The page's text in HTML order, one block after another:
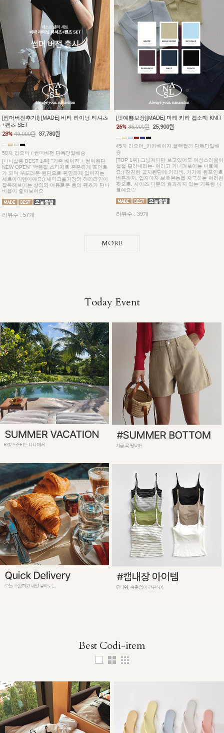
[썸머버전추가!] [MADE] 비타 라이닝 티셔츠
+팬츠 SET
23% 49,000원 37,730원
58차 리오더 / 썸머버전 단독당일배송
[나나살롱 BEST 1위] "기존 베이직 + 썸머원단
NEW OPEN" 박음질 스티치로 은은하게 포인트
가 되며 부드러운 원단으로 편안하게 입어지는
세트아이템이예요:) 세미크롭기장의 허리라인이
잘록해보이는 상의와 여유로운 품의 팬츠가 만나
비율이 좋아보여요
리뷰수 : 57개
[핏예쁨보장][MADE] 마레 카라 캡소매 KNIT
26% 35,000원 25,900원
45차 리오더_카키베이지,블랙컬러 단독당일배
송
[TOP 1위] 그냥쳐다만 보고있어도 여성스러움이
철철 흘러내리는- 여리고 가녀려보이는 니트예
요:) 잔잔한 골지원단에 카라넥, 거기에 원포인트
버튼까지, 입자마자 보호본능을 자극하는 여리한
핏으로, 사이즈 다운의 효과까지 있는 기특한 니
트예요♡
리뷰수 : 39개
MORE
Today Event
Best Codi-item